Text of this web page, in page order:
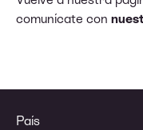
comunícate con
País